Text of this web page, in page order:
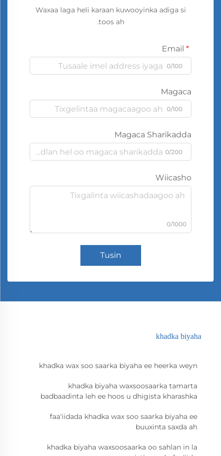
Waxaa laga heli karaan kuwooyinka adiga si
toos ah.
0/100
Magaca
0/100
Magaca Sharikadda
0/200
Wiicasho
0/1000
Tusin
khadka biyaha
khadka wax soo saarka biyaha ee heerka weyn
khadka biyaha waxsoosaarka tamarta
badbaadinta leh ee hoos u dhigista kharashka
faa'iidada khadka wax soo saarka biyaha ee
buuxinta saxda ah
khadka biyaha waxsoosaarka oo sahlan in la